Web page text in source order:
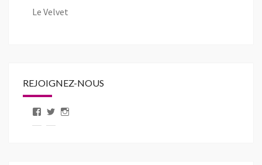
Le Velvet
REJOIGNEZ-NOUS
Voir Voir